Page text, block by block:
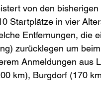
von den bisherigen
Startplätze in vier
Entfernungen, die
zurücklegen um
Anmeldungen aus
km), Burgdorf (170